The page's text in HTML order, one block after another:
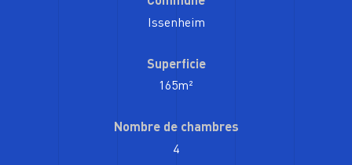
Issenheim
Superficie
165m²
Nombre de chambres
4